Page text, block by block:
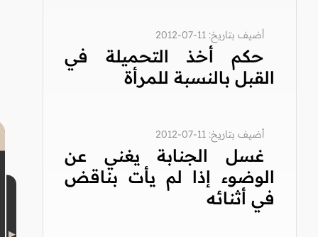
أضيف بتاريخ: 11-07-2012
حكم أخذ التحميلة في
القبل بالنسبة للمرأة
أضيف بتاريخ: 11-07-2012
غسل الجنابة يغني عن
الوضوء إذا لم يأت بناقض
في أثنائه